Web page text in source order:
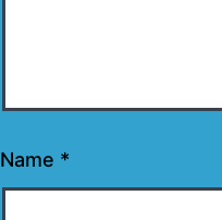
Name *